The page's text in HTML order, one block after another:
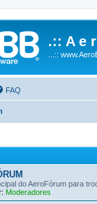
.:: A e
...::
FAQ
do AeroFórum para
Moderadores